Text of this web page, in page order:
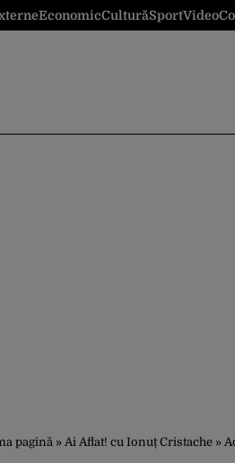
EconomicCulturăSportVideo
pagină » Ai Aflat! cu Ionuț Cristache »